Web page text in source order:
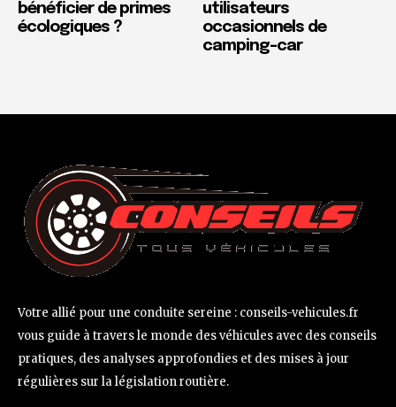
bénéficier de primes
écologiques ?
utilisateurs
occasionnels de
camping-car
Votre allié pour une conduite sereine : conseils-vehicules.fr
vous guide à travers le monde des véhicules avec des conseils
pratiques, des analyses approfondies et des mises à jour
régulières sur la législation routière.